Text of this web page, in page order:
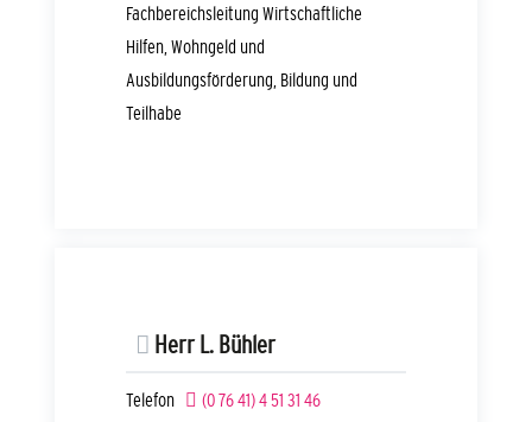
Fachbereichsleitung Wirtschaftliche
Hilfen, Wohngeld und
Ausbildungsförderung, Bildung und
Teilhabe
Herr L. Bühler
Telefon (07641) 451 31 46